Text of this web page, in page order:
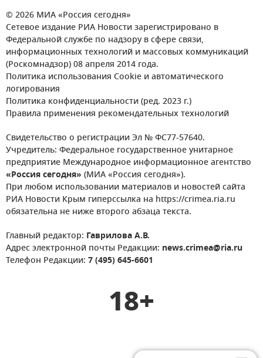
© 2026 МИА «Россия сегодня»
Сетевое издание РИА Новости зарегистрировано в
Федеральной службе по надзору в сфере связи,
информационных технологий и массовых коммуникаций
(Роскомнадзор) 08 апреля 2014 года.
Политика использования Cookie и автоматического
логирования
Политика конфиденциальности (ред. 2023 г.)
Правила применения рекомендательных технологий
Свидетельство о регистрации Эл № ФС77-57640.
Учредитель: Федеральное государственное унитарное
предприятие Международное информационное агентство
«Россия сегодня» (МИА «Россия сегодня»).
При любом использовании материалов и новостей сайта
РИА Новости Крым гиперссылка на https://crimea.ria.ru
обязательна не ниже второго абзаца текста.
Главный редактор: Гаврилова А.В.
Адрес электронной почты Редакции: news.crimea@ria.ru
Телефон Редакции: 7 (495) 645-6601
18+